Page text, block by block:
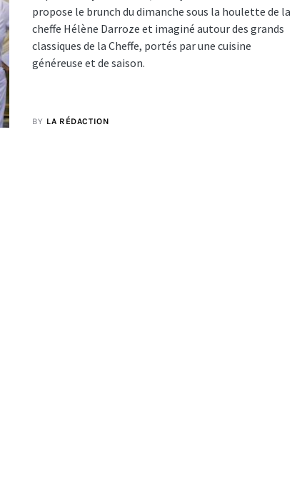
propose le brunch du dimanche sous la houlette de la
cheffe Hélène Darroze et imaginé autour des grands
classiques de la Cheffe, portés par une cuisine
généreuse et de saison.
BY LA RÉDACTION